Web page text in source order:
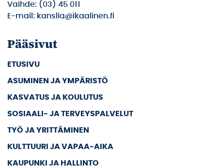
Vaihde: (03) 45 011
E-mail: kanslia@ikaalinen.fi
Pääsivut
ETUSIVU
ASUMINEN JA YMPÄRISTÖ
KASVATUS JA KOULUTUS
SOSIAALI- JA TERVEYSPALVELUT
TYÖ JA YRITTÄMINEN
KULTTUURI JA VAPAA-AIKA
KAUPUNKI JA HALLINTO